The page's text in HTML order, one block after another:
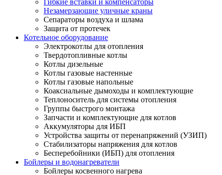
Гибкие вставки и компенсаторы
Незамерзающие уличные краны
Сепараторы воздуха и шлама
Защита от протечек
Котельное оборудование
Электрокотлы для отопления
Твердотопливные котлы
Котлы дизельные
Котлы газовые настенные
Котлы газовые напольные
Коаксиальные дымоходы и комплектующие
Теплоноситель для системы отопления
Группы быстрого монтажа
Запчасти и комплектующие для котлов
Аккумуляторы для ИБП
Устройства защиты от перенапряжений (УЗИП)
Стабилизаторы напряжения для котлов
Бесперебойники (ИБП) для отопления
Бойлеры и водонагреватели
Бойлеры косвенного нагрева